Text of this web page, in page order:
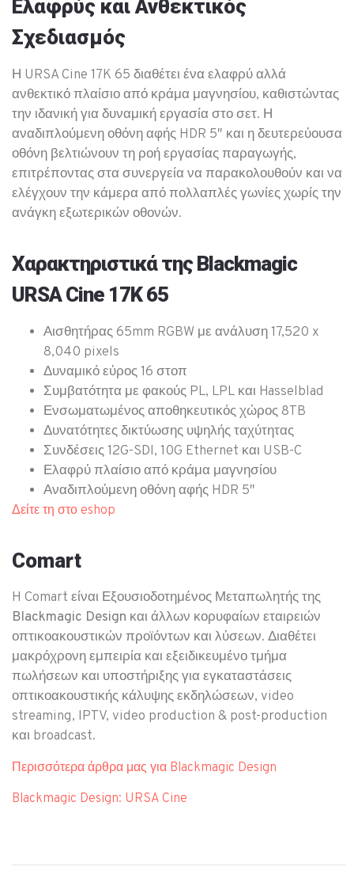
Ελαφρύς και Ανθεκτικός
Σχεδιασμός
Η URSA Cine 17K 65 διαθέτει ένα ελαφρύ αλλά
ανθεκτικό πλαίσιο από κράμα μαγνησίου, καθιστώντας
την ιδανική για δυναμική εργασία στο σετ. Η
αναδιπλούμενη οθόνη αφής HDR 5″ και η δευτερεύουσα
οθόνη βελτιώνουν τη ροή εργασίας παραγωγής,
επιτρέποντας στα συνεργεία να παρακολουθούν και να
ελέγχουν την κάμερα από πολλαπλές γωνίες χωρίς την
ανάγκη εξωτερικών οθονών.
Χαρακτηριστικά της Blackmagic
URSA Cine 17K 65
Αισθητήρας 65mm RGBW με ανάλυση 17,520 x
8,040 pixels
Δυναμικό εύρος 16 στοπ
Συμβατότητα με φακούς PL, LPL και Hasselblad
Ενσωματωμένος αποθηκευτικός χώρος 8TB
Δυνατότητες δικτύωσης υψηλής ταχύτητας
Συνδέσεις 12G-SDI, 10G Ethernet και USB-C
Ελαφρύ πλαίσιο από κράμα μαγνησίου
Αναδιπλούμενη οθόνη αφής HDR 5″
Δείτε τη στο eshop
Comart
H Comart είναι Εξουσιοδοτημένος Μεταπωλητής της
Blackmagic Design και άλλων κορυφαίων εταιρειών
οπτικοακουστικών προϊόντων και λύσεων. Διαθέτει
μακρόχρονη εμπειρία και εξειδικευμένο τμήμα
πωλήσεων και υποστήριξης για εγκαταστάσεις
οπτικοακουστικής κάλυψης εκδηλώσεων, video
streaming, IPTV, video production & post-production
και broadcast.
Περισσότερα άρθρα μας για Blackmagic Design
Blackmagic Design: URSA Cine